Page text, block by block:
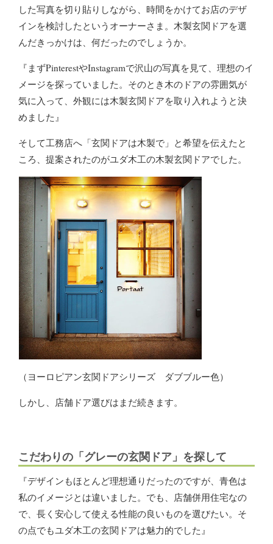
した写真を切り貼りしながら、時間をかけてお店のデザ
インを検討したというオーナーさま。木製玄関ドアを選
んだきっかけは、何だったのでしょうか。
『まずPinterestやInstagramで沢山の写真を見て、理想のイ
メージを探っていました。そのとき木のドアの雰囲気が
気に入って、外観には木製玄関ドアを取り入れようと決
めました』
そして工務店へ「玄関ドアは木製で」と希望を伝えたと
ころ、提案されたのがユダ木工の木製玄関ドアでした。
（ヨーロピアン玄関ドアシリーズ ダブブルー色）
しかし、店舗ドア選びはまだ続きます。
こだわりの「グレーの玄関ドア」を探して
『デザインもほとんど理想通りだったのですが、青色は
私のイメージとは違いました。でも、店舗併用住宅なの
で、長く安心して使える性能の良いものを選びたい。そ
の点でもユダ木工の玄関ドアは魅力的でした』